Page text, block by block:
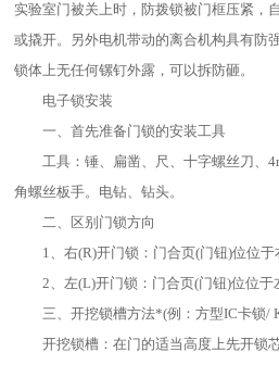
实验室门被关上时，防拨锁被门框压紧，
或撬开。另外电机带动的离合机构具有防
锁体上无任何镙钉外露，可以拆防砸。
电子锁安装
一、首先准备门锁的安装工具
工具：锤、扁凿、尺、十字螺丝刀、
角螺丝板手。电钻、钻头。
二、区别门锁方向
1、右(R)开门锁：门合页(门钮)位位于
2、左(L)开门锁：门合页(门钮)位位于
三、开挖锁槽方法*(例：方型IC卡锁/
开挖锁槽：在门的适当高度上先开锁